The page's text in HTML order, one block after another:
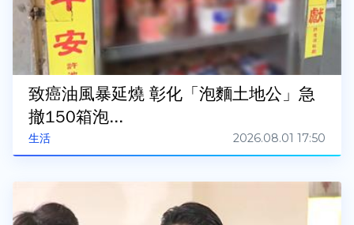
生活
致癌油風暴延燒 彰化「泡麵土地公」急
撤150箱泡...
2026.08.01 17:50